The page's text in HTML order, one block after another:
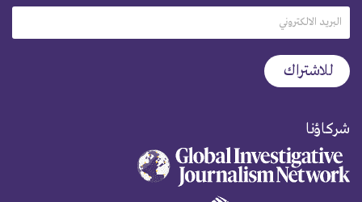
شركاؤنا